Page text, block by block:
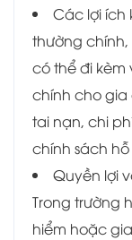
Các lợi ích
thường
có thể đi kèm
chính cho gia
tai nạn, chi
chính sách
Quyền lợi
Trong trường
hiểm hoặc